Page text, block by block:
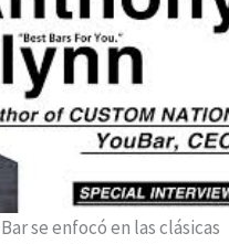
se enfocó en las clásicas